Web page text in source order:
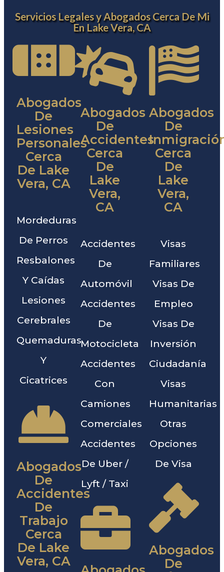
Servicios Legales y Abogados Cerca De Mi
En Lake Vera, CA
Abogados
De
Lesiones
Personales
Cerca
De Lake
Vera, CA
Mordeduras
De Perros
Resbalones
Y Caídas
Lesiones
Cerebrales
Quemaduras
Y
Cicatrices
Abogados
De
Accidentes
De
Trabajo
Cerca
De Lake
Vera, CA
Abogados
De
Accidentes
Cerca
De
Lake
Vera,
CA
Accidentes
De
Automóvil
Accidentes
De
Motocicleta
Accidentes
Con
Camiones
Comerciales
Accidentes
De Uber /
Lyft / Taxi
Abogados
De
Cerca
De
Lake
Vera,
CA
Visas
Familiares
Visas De
Empleo
Visas De
Inversión
Ciudadanía
Visas
Humanitarias
Otras
Opciones
De Visa
Abogados
De